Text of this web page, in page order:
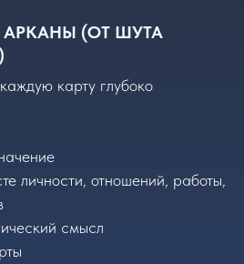
(ОТ ШУТА
карту глубоко
личности, отношений, работы,
смысл